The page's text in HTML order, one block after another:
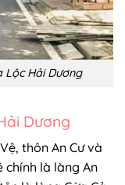
Lộc Hải Dương
Dương
thôn An Cư và
chính là làng An